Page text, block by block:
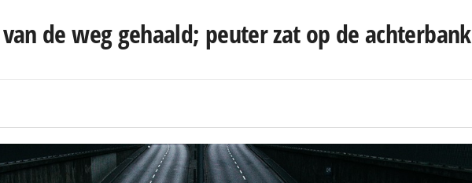
de weg gehaald; peuter zat op de achterbank